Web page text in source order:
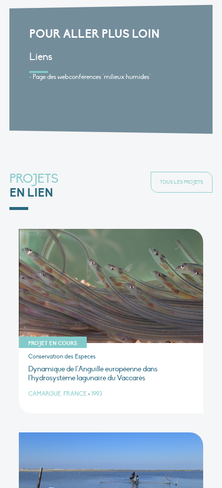
POUR ALLER PLUS LOIN
Liens
Page des webconférences "milieux humides"
PROJETS
EN LIEN
TOUS LES PROJETS
PROJET EN COURS
Conservation des Espèces
Dynamique de l’Anguille européenne dans
l’hydrosystème lagunaire du Vaccarès
CAMARGUE, FRANCE • 1993